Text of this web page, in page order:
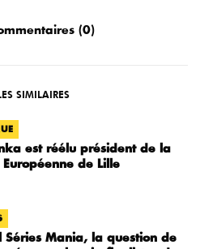
(0)
SIMILAIRES
est réélu président de la
de Lille
Séries Mania, la question de